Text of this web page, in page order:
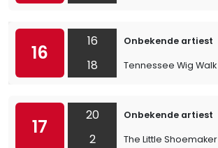
16
16
18
Onbekende artiest
Tennessee Wig Walk
17
20
2
Onbekende artiest
The Little Shoemaker